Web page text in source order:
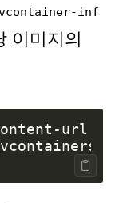
inf
이미지의